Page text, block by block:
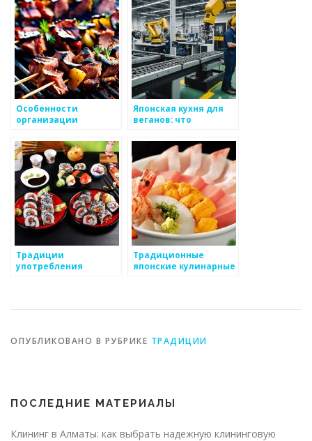
Особенности
организации
пространства в
Японии
Японская кухня для
веганов: что
Традиции
употребления
Традиционные
японские кулинарные
ОПУБЛИКОВАНО В РУБРИКЕ ТРАДИЦИИ
ПОСЛЕДНИЕ МАТЕРИАЛЫ
Клининг в Алматы: как выбрать надежную клининговую